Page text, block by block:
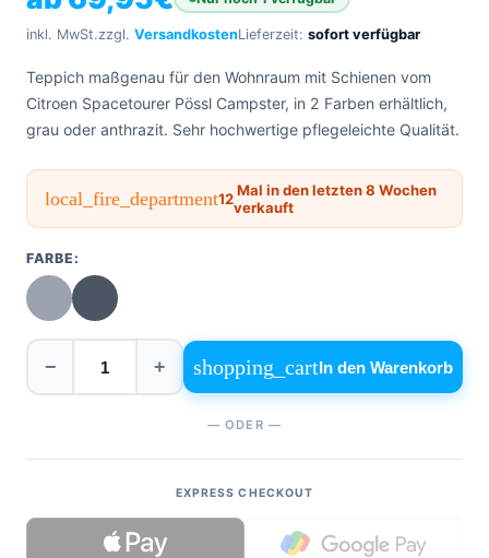
0471
962
4,6
Google
inkl. MwSt.zzgl. VersandkostenLieferzeit: sofort verfügbar
Teppich maßgenau für den Wohnraum mit Schienen vom
Citroen Spacetourer Pössl Campster, in 2 Farben erhältlich,
grau oder anthrazit. Sehr hochwertige pflegeleichte Qualität.
local_fire_department12Mal in den letzten 8 Wochen
verkauft
FARBE:
− + shopping_cartIn den Warenkorb
— ODER —
EXPRESS CHECKOUT